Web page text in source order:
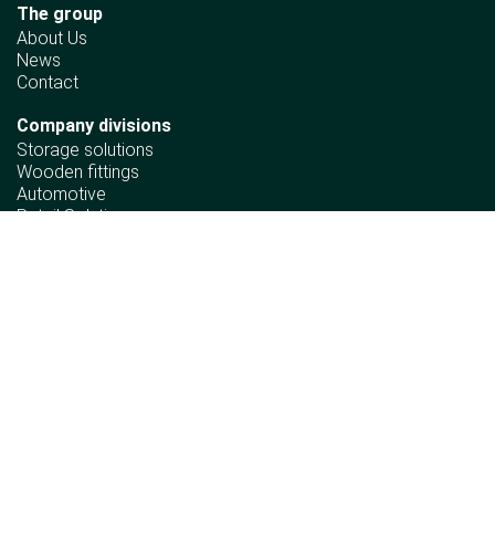
The group
About Us
News
Contact
Company divisions
Storage solutions
Wooden fittings
Automotive
Retail Solutions